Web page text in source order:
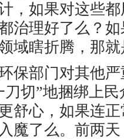
，如果对这些
治理好了么？
域瞎折腾，那
部门对其他严
切”地捆绑上
舒心，如果连
魔了么。前两